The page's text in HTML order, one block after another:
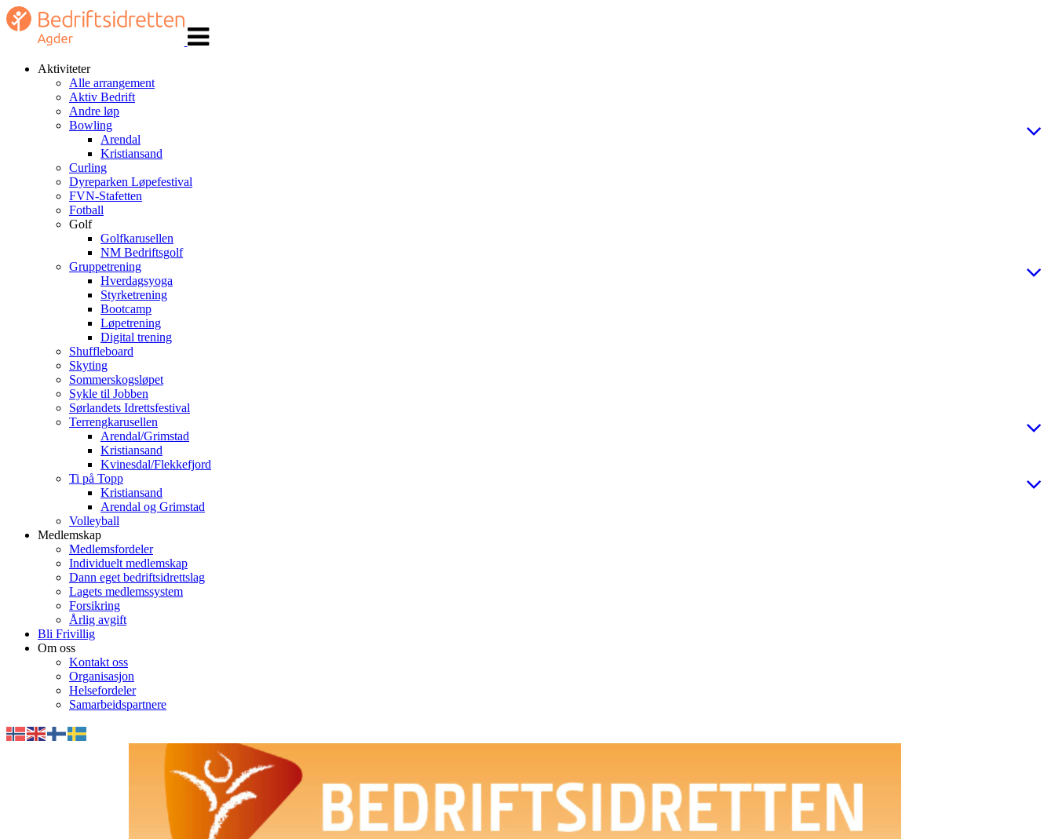
navigasjon
Aktiviteter
Alle arrangement
Aktiv Bedrift
Andre løp
Bowling
Arendal
Kristiansand
Curling
Dyreparken Løpefestival
FVN-Stafetten
Fotball
Golf
Golfkarusellen
NM Bedriftsgolf
Gruppetrening
Hverdagsyoga
Styrketrening
Bootcamp
Løpetrening
Digital trening
Shuffleboard
Skyting
Sommerskogsløpet
Sykle til Jobben
Sørlandets Idrettsfestival
Terrengkarusellen
Arendal/Grimstad
Kristiansand
Kvinesdal/Flekkefjord
Ti på Topp
Kristiansand
Arendal og Grimstad
Volleyball
Medlemskap
Medlemsfordeler
Individuelt medlemskap
Dann eget bedriftsidrettslag
Lagets medlemssystem
Forsikring
Årlig avgift
Bli Frivillig
Om oss
Kontakt oss
Organisasjon
Helsefordeler
Samarbeidspartnere